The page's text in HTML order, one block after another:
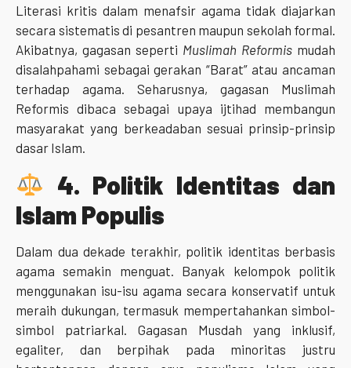
Literasi kritis dalam menafsir agama tidak diajarkan
secara sistematis di pesantren maupun sekolah formal.
Akibatnya, gagasan seperti Muslimah Reformis mudah
disalahpahami sebagai gerakan “Barat” atau ancaman
terhadap agama. Seharusnya, gagasan Muslimah
Reformis dibaca sebagai upaya ijtihad membangun
masyarakat yang berkeadaban sesuai prinsip-prinsip
dasar Islam.
4. Politik Identitas dan
Islam Populis
Dalam dua dekade terakhir, politik identitas berbasis
agama semakin menguat. Banyak kelompok politik
menggunakan isu-isu agama secara konservatif untuk
meraih dukungan, termasuk mempertahankan simbol-
simbol patriarkal. Gagasan Musdah yang inklusif,
egaliter, dan berpihak pada minoritas justru